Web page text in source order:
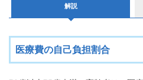
の
付
解説
医療費の自己負担割合